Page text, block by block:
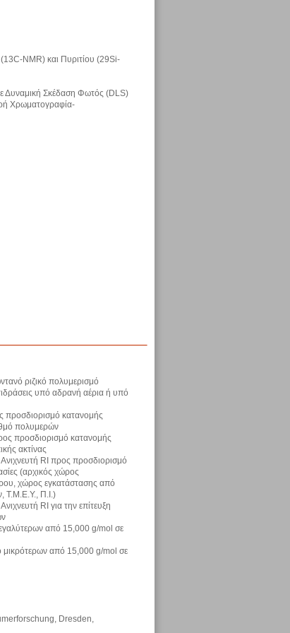
NMR) και Πυριτίου (29Si-
Δυναμική Σκέδαση Φωτός (DLS)
Χρωματογραφία-
ριζικό πολυμερισμό
υπό αδρανή αέρια ή υπό
προσδιορισμό κατανομής
πολυμερών
προσδιορισμό κατανομής
ακτίνας
RI προς προσδιορισμό
(αρχικός χώρος
χώρος εγκατάστασης από
Τ.Μ.Ε.Υ., Π.Ι.)
RI για την επίτευξη
από 15,000 g/mol σε
μικρότερων από 15,000 g/mol σε
Dresden,